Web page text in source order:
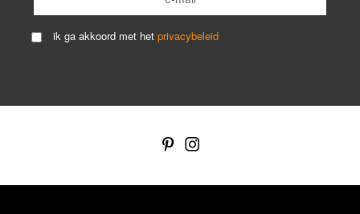
ik ga akkoord met het privacybeleid